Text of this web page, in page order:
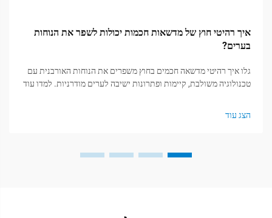
איך רהיטי חוץ של מדשאות חכמות יכולות לשפר את הנוחות
בערים?
גלו איך רהיטי מדשאה חכמים בחוץ משפרים את הנוחות האורבנית עם
טכנולוגיה משולבת, קיימות ופתרונות ישיבה לערים מודרניות. למדו עוד
הצג עוד